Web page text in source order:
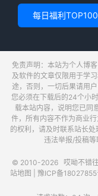
每日福利TOP100
免责声明：本站为个人博
及软件的文章仅限用于学
途，否则，一切后果请用
您必须在下载后的24个小
载本站内容，说明您已同
件，所有内容不作为商业
的权利，请及时联系站长
违法举报/投稿
© 2010-2026 哎呦不错
站地图
豫ICP备18027855